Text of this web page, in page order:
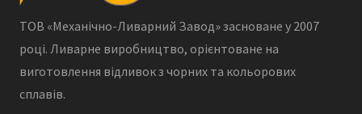
ТОВ «Механічно-Ливарний Завод» засноване у 2007
році. Ливарне виробництво, орієнтоване на
виготовлення відливок з чорних та кольорових
сплавів.